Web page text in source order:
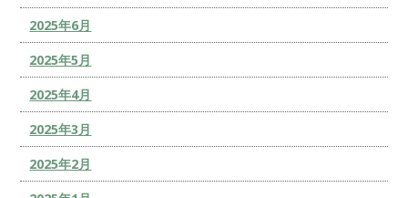
2025年6月
2025年5月
2025年4月
2025年3月
2025年2月